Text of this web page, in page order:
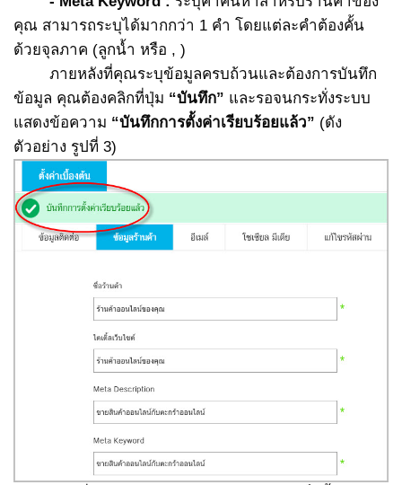
คุณ สามารถระบุได้มากกว่า 1 คำ โดยแต่ละคำต้องคั้น
ด้วยจุลภาค (ลูกน้ำ หรือ , )
ภายหลังที่คุณระบุข้อมูลครบถ้วนและต้องการบันทึก
ข้อมูล คุณต้องคลิกที่ปุ่ม “บันทึก” และรอจนกระทั่งระบบ
แสดงข้อความ “บันทึกการตั้งค่าเรียบร้อยแล้ว” (ดัง
ตัวอย่าง รูปที่ 3)